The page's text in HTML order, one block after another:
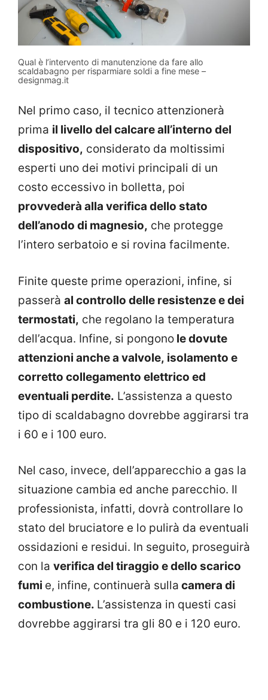
Qual è l’intervento di manutenzione da fare allo
scaldabagno per risparmiare soldi a fine mese –
designmag.it
Nel primo caso, il tecnico attenzionerà
prima il livello del calcare all’interno del
dispositivo, considerato da moltissimi
esperti uno dei motivi principali di un
costo eccessivo in bolletta, poi
provvederà alla verifica dello stato
dell’anodo di magnesio, che protegge
l’intero serbatoio e si rovina facilmente.
Finite queste prime operazioni, infine, si
passerà al controllo delle resistenze e dei
termostati, che regolano la temperatura
dell’acqua. Infine, si pongono le dovute
attenzioni anche a valvole, isolamento e
corretto collegamento elettrico ed
eventuali perdite. L’assistenza a questo
tipo di scaldabagno dovrebbe aggirarsi tra
i 60 e i 100 euro.
Nel caso, invece, dell’apparecchio a gas la
situazione cambia ed anche parecchio. Il
professionista, infatti, dovrà controllare lo
stato del bruciatore e lo pulirà da eventuali
ossidazioni e residui. In seguito, proseguirà
con la verifica del tiraggio e dello scarico
fumi e, infine, continuerà sulla camera di
combustione. L’assistenza in questi casi
dovrebbe aggirarsi tra gli 80 e i 120 euro.